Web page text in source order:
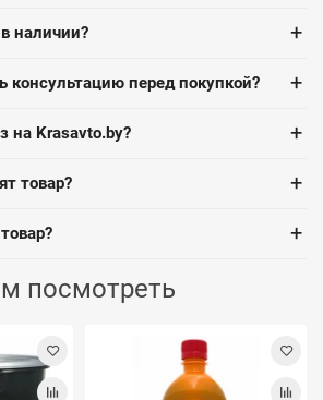
наличии? +
перед покупкой? +
на Krasavto.by? +
товар? +
+
посмотреть